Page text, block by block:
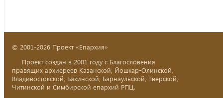
© 2001-2026 Проект «Епархия»
Проект создан в 2001 году с Благословения
правящих архиереев Казанской, Йошкар-Олинской,
Владивостокской, Бакинской, Барнаульской, Тверской,
Читинской и Симбирской епархий РПЦ.